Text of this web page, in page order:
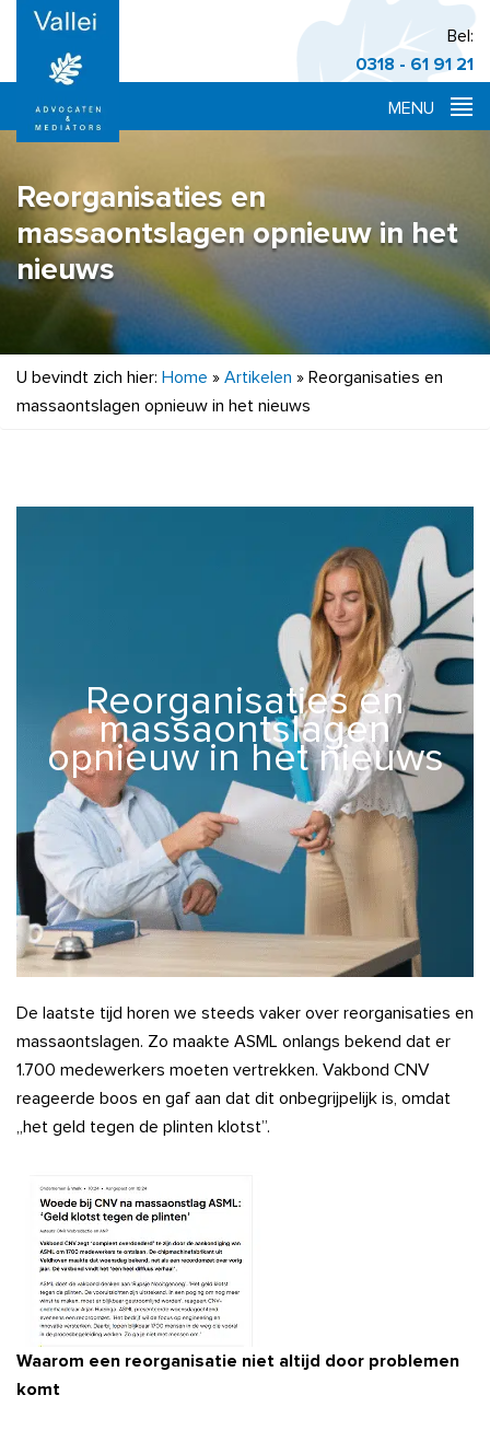
Bel:
0318 - 61 91 21
Reorganisaties en
massaontslagen opnieuw in het
nieuws
U bevindt zich hier: Home » Artikelen » Reorganisaties en
massaontslagen opnieuw in het nieuws
Reorganisaties en
massaontslagen
opnieuw in het nieuws
De laatste tijd horen we steeds vaker over reorganisaties en
massaontslagen. Zo maakte ASML onlangs bekend dat er
1.700 medewerkers moeten vertrekken. Vakbond CNV
reageerde boos en gaf aan dat dit onbegrijpelijk is, omdat
„het geld tegen de plinten klotst”.
Waarom een reorganisatie niet altijd door problemen
komt